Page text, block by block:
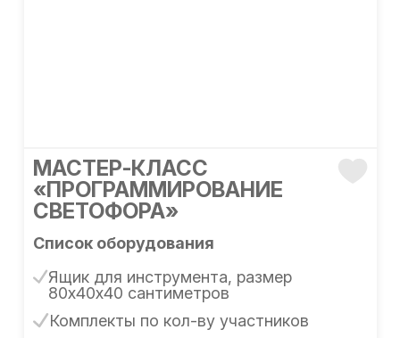
МАСТЕР-КЛАСС
«ПРОГРАММИРОВАНИЕ
СВЕТОФОРА»
Список оборудования
Ящик для инструмента, размер
80х40х40 сантиметров
Комплекты по кол-ву участников